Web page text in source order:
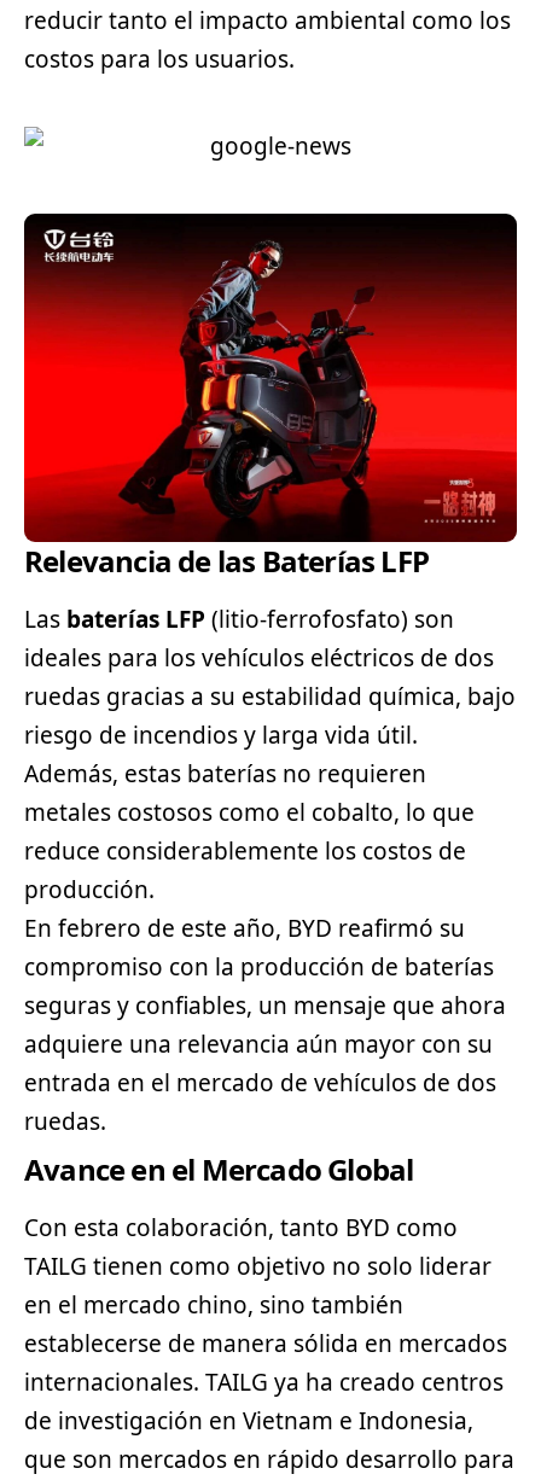
reducir tanto el impacto ambiental como los
costos para los usuarios.
Relevancia de las Baterías LFP
Las baterías LFP (litio-ferrofosfato) son
ideales para los vehículos eléctricos de dos
ruedas gracias a su estabilidad química, bajo
riesgo de incendios y larga vida útil.
Además, estas baterías no requieren
metales costosos como el cobalto, lo que
reduce considerablemente los costos de
producción.
En febrero de este año, BYD reafirmó su
compromiso con la producción de baterías
seguras y confiables, un mensaje que ahora
adquiere una relevancia aún mayor con su
entrada en el mercado de vehículos de dos
ruedas.
Avance en el Mercado Global
Con esta colaboración, tanto BYD como
TAILG tienen como objetivo no solo liderar
en el mercado chino, sino también
establecerse de manera sólida en mercados
internacionales. TAILG ya ha creado centros
de investigación en Vietnam e Indonesia,
que son mercados en rápido desarrollo para